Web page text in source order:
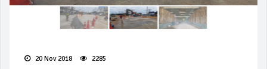
20 Nov 2018 2285